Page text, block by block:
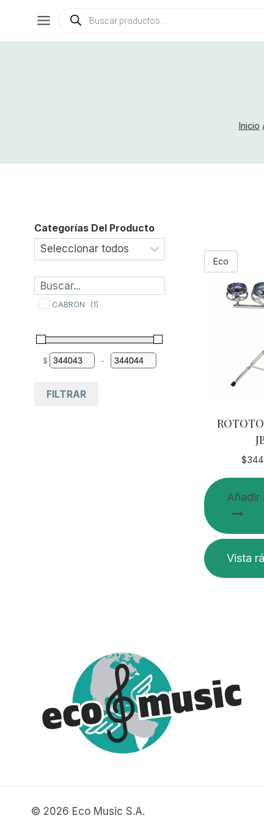
contenido
Búsqueda
Inicio
Eco
$
Añadir
Vista
Categorías Del Producto
CABRON (1)
$
Minimum Price
-
Maximum Price
FILTRAR
© 2026 Eco Music S.A.